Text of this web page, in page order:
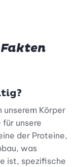
unserem Körper
unsere
der Proteine,
was
ist, spezifische